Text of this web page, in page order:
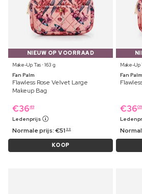
NIEUW OP VOORRAAD
Make-Up Tas ⋅ 163 g
Fan Palm
Flawless Rose Velvet Large
Makeup Bag
€3649
Ledenprijs
Normale prijs:€51 99
KOOP
Make-Up
Fan Palm
€3609